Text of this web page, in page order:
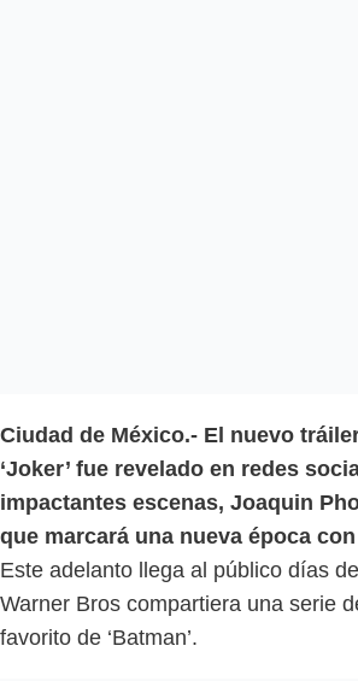
Ciudad de México.- El nuevo
‘Joker’ fue revelado en redes
impactantes escenas, Joaquin
que marcará una nueva época
Este adelanto llega al público días
Warner Bros compartiera una serie
favorito de ‘Batman’.